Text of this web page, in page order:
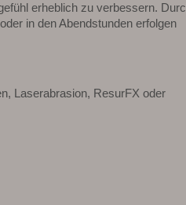
erheblich zu verbessern.
in den Abendstunden erfolgen
Laserabrasion, ResurFX oder